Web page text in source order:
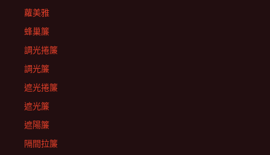
蘿美雅
蜂巢簾
調光捲簾
調光簾
遮光捲簾
遮光簾
遮陽簾
隔間拉簾